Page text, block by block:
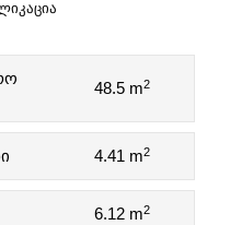
48.5 m2
4.41 m2
6.12 m2